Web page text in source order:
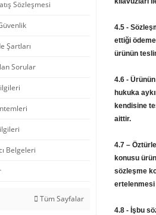
Sözleşmesi
Şartları
Sorular
Belgeleri
Tüm Sayfalar
4.5 -
ettiği
ürünün
4.6 -
hukuka
kendisine
aittir.
4.7 –
konusu
sözleşme
ertelenmesi
4.8 - İşbu